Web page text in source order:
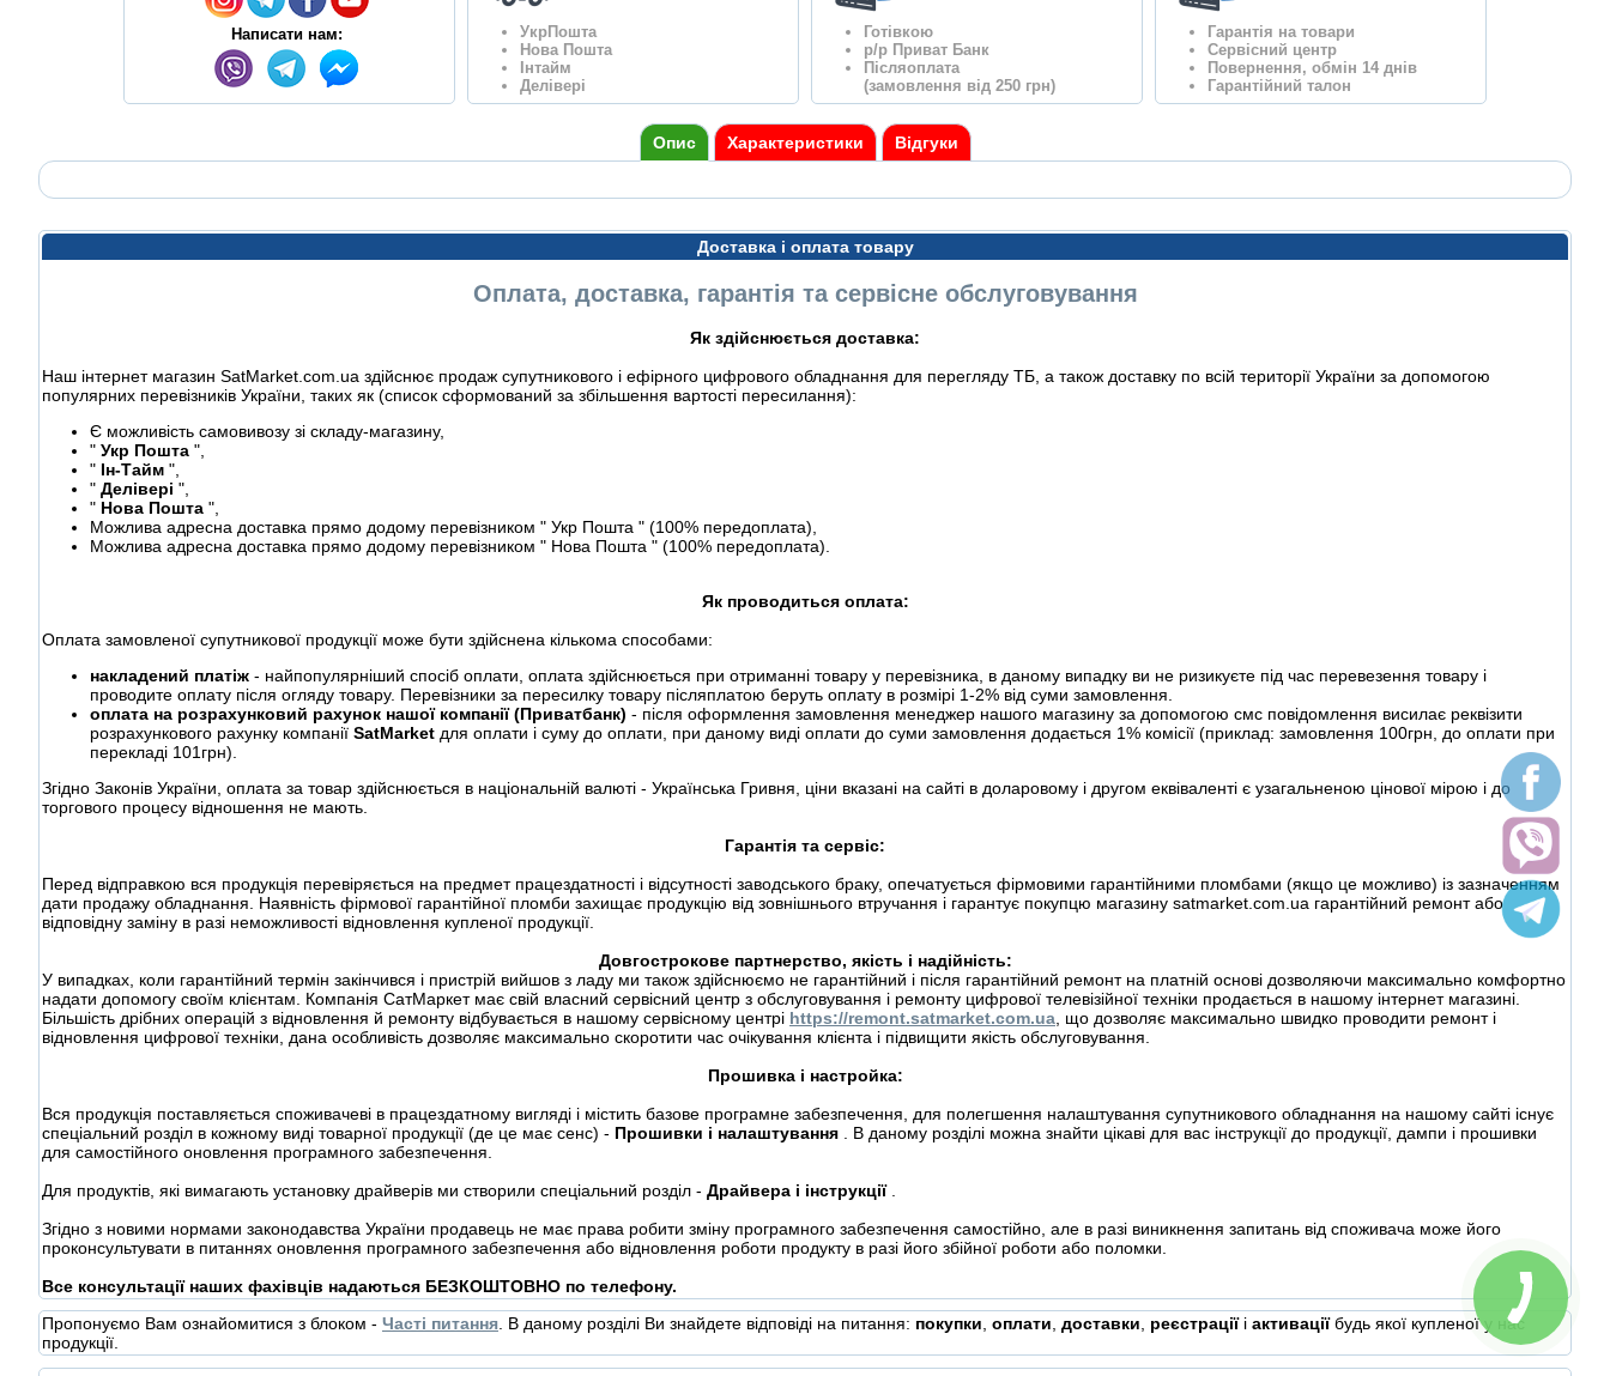
Написати нам:
УкрПошта
Нова Пошта
Інтайм
Делівері
Готівкою
р/р Приват Банк
Післяоплата
(замовлення від 250 грн)
Гарантія на товари
Сервісний центр
Повернення, обмін 14 днів
Гарантійний талон
Опис Характеристики Відгуки
Доставка і оплата товару
Оплата, доставка, гарантія та сервісне обслуговування
Як здійснюється доставка:
Наш інтернет магазин SatMarket.com.ua здійснює продаж супутникового і ефірного цифрового обладнання для перегляду ТБ, а також доставку по всій території України за допомогою
популярних перевізників України, таких як (список сформований за збільшення вартості пересилання):
Є можливість самовивозу зі складу-магазину,
" Укр Пошта ",
" Ін-Тайм ",
" Делівері ",
" Нова Пошта ",
Можлива адресна доставка прямо додому перевізником " Укр Пошта " (100% передоплата),
Можлива адресна доставка прямо додому перевізником " Нова Пошта " (100% передоплата).
Як проводиться оплата:
Оплата замовленої супутникової продукції може бути здійснена кількома способами:
накладений платіж - найпопулярніший спосіб оплати, оплата здійснюється при отриманні товару у перевізника, в даному випадку ви не ризикуєте під час перевезення товару і
проводите оплату після огляду товару. Перевізники за пересилку товару післяплатою беруть оплату в розмірі 1-2% від суми замовлення.
оплата на розрахунковий рахунок нашої компанії (Приватбанк) - після оформлення замовлення менеджер нашого магазину за допомогою смс повідомлення висилає реквізити
розрахункового рахунку компанії SatMarket для оплати і суму до оплати, при даному виді оплати до суми замовлення додається 1% комісії (приклад: замовлення 100грн, до оплати при
перекладі 101грн).
Згідно Законів України, оплата за товар здійснюється в національній валюті - Українська Гривня, ціни вказані на сайті в доларовому і другом еквіваленті є узагальненою цінової мірою і до
торгового процесу відношення не мають.
Гарантія та сервіс:
Перед відправкою вся продукція перевіряється на предмет працездатності і відсутності заводського браку, опечатується фірмовими гарантійними пломбами (якщо це можливо) із зазначенням
дати продажу обладнання. Наявність фірмової гарантійної пломби захищає продукцію від зовнішнього втручання і гарантує покупцю магазину satmarket.com.ua гарантійний ремонт або
відповідну заміну в разі неможливості відновлення купленої продукції.
Довгострокове партнерство, якість і надійність:
У випадках, коли гарантійний термін закінчився і пристрій вийшов з ладу ми також здійснюємо не гарантійний і після гарантійний ремонт на платній основі дозволяючи максимально комфортно
надати допомогу своїм клієнтам. Компанія СатМаркет має свій власний сервісний центр з обслуговування і ремонту цифрової телевізійної техніки продається в нашому інтернет магазині.
Більшість дрібних операцій з відновлення й ремонту відбувається в нашому сервісному центрі https://remont.satmarket.com.ua , що дозволяє максимально швидко проводити ремонт і
відновлення цифрової техніки, дана особливість дозволяє максимально скоротити час очікування клієнта і підвищити якість обслуговування.
Прошивка і настройка:
Вся продукція поставляється споживачеві в працездатному вигляді і містить базове програмне забезпечення, для полегшення налаштування супутникового обладнання на нашому сайті існує
спеціальний розділ в кожному виді товарної продукції (де це має сенс) - Прошивки і налаштування
. В даному розділі можна знайти цікаві для вас інструкції до продукції, дампи і прошивки
для самостійного оновлення програмного забезпечення.
Для продуктів, які вимагають установку драйверів ми створили спеціальний розділ - Драйвера і інструкції
Згідно з новими нормами законодавства України продавець не має права робити зміну програмного забезпечення самостійно, але в разі виникнення запитань від споживача може його
проконсультувати в питаннях оновлення програмного забезпечення або відновлення роботи продукту в разі його збійної роботи або поломки.
Все консультації наших фахівців надаються БЕЗКОШТОВНО по телефону.
Пропонуємо Вам ознайомитися з блоком - Часті питання. В даному розділі Ви знайдете відповіді на питання: покупки, оплати, доставки, реєстрації і активаціїбудь якої купленої у нас
продукції.